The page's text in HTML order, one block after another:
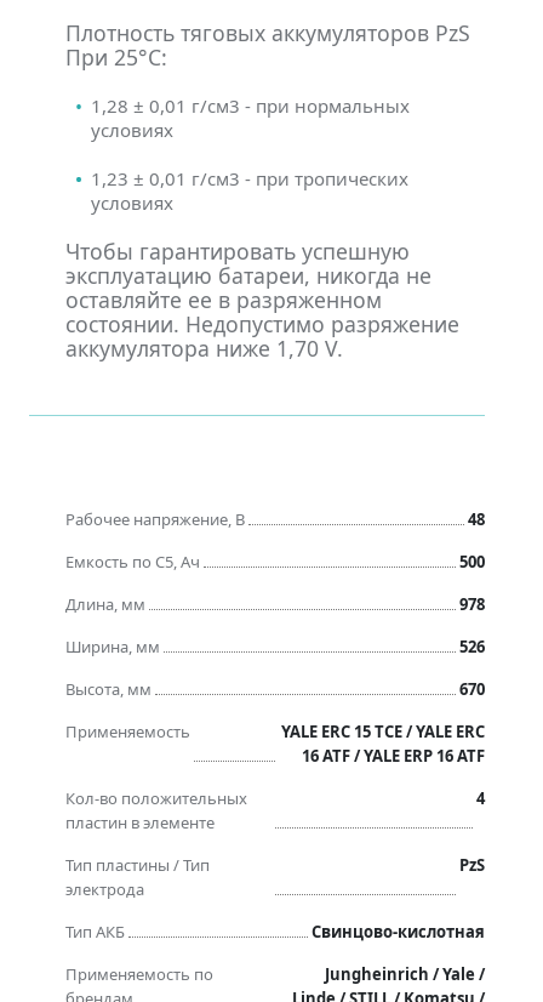
Плотность тяговых аккумуляторов PzS
При 25°С:
1,28 ± 0,01 г/см3 - при нормальных
условиях
1,23 ± 0,01 г/см3 - при тропических
условиях
Чтобы гарантировать успешную
эксплуатацию батареи, никогда не
оставляйте ее в разряженном
состоянии. Недопустимо разряжение
аккумулятора ниже 1,70 V.
Рабочее напряжение, В
48
Емкость по C5, Ач
500
Длина, мм
978
Ширина, мм
526
Высота, мм
670
Применяемость
YALE ERC 15 TCE / YALE ERC
16 ATF / YALE ERP 16 ATF
Кол-во положительных
пластин в элементе
4
Тип пластины / Тип
электрода
PzS
Тип АКБ
Свинцово-кислотная
Применяемость по
Jungheinrich / Yale /